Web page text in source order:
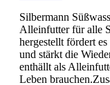
Silbermann
Alleinfutter für alle
hergestellt fördert
und stärkt die
enthällt als
Leben